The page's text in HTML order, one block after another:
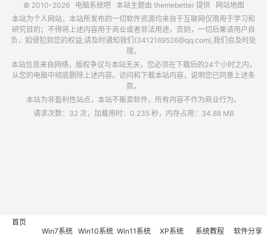
© 2010-2026 电脑系统吧本站主题由 themebetter提供
网站地图
本站为个人网站，本站所发布的一切软件资源均来自于互联网仅限用于学习和
研究目的；不得将上述内容用于商业或者非法用途，否则，一切后果请用户自
负，如侵犯到您的权益,请及时通知我们(3412169526@qq.com),我们会及时处
理。
本站信息来自网络，版权争议与本站无关，您必须在下载后的24个小时之内，
从您的电脑中彻底删除上述内容。访问和下载本站内容，说明您已同意上述条
款。
本站为非盈利性站点，本站不贩卖软件，所有内容不作为商业行为。
请求次数：32 次，加载用时：0.235 秒，内存占用：34.88 MB
首页
Win7系统 Win10系统 Win11系统 XP系统 系统教程 软件分享